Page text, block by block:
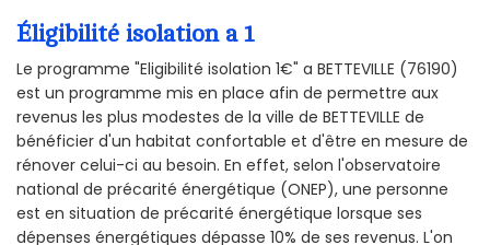
Éligibilité isolation a 1
Le programme "Eligibilité isolation 1€" a BETTEVILLE (76190)
est un programme mis en place afin de permettre aux
revenus les plus modestes de la ville de BETTEVILLE de
bénéficier d'un habitat confortable et d'être en mesure de
rénover celui-ci au besoin. En effet, selon l'observatoire
national de précarité énergétique (ONEP), une personne
est en situation de précarité énergétique lorsque ses
dépenses énergétiques dépasse 10% de ses revenus. L'on